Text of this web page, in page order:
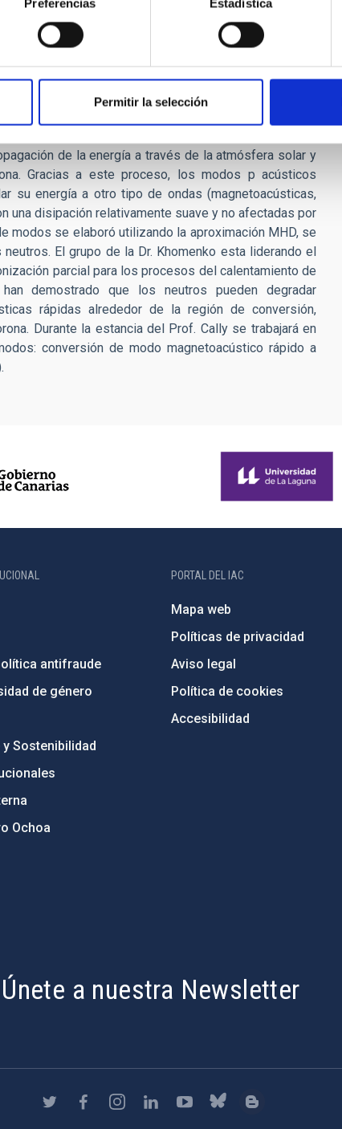
Preferencias Estadística
Permitir la selección
la conversión de modos;
como un proceso relevante para las ondas en
Cally colaborará con el grupo de la Dr. E. Khomenko
global de este proyecto colaborativo es obtener
magnetohidrodinámicas (MHD). La conversión de
de la energía a través de la atmósfera solar y
Gracias a este proceso, los modos p acústicos
su energía a otro tipo de ondas (magnetoacústicas,
una disipación relativamente suave y no afectadas por
modos se elaboró utilizando la aproximación MHD, se
El grupo de la Dr. Khomenko esta liderando el
parcial para los procesos del calentamiento de
demostrado que los neutros pueden degradar
rápidas alrededor de la región de conversión,
Durante la estancia del Prof. Cally se trabajará en
conversión de modo magnetoacústico rápido a
antifraude
de género
Sostenibilidad
Ochoa
PORTAL DEL IAC
Mapa web
Políticas de privacidad
Aviso legal
Política de cookies
Accesibilidad
Únete a nuestra Newsletter